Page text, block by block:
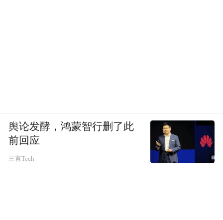
舆论发酵，鸿蒙智行删了此
前回应
三言Tech